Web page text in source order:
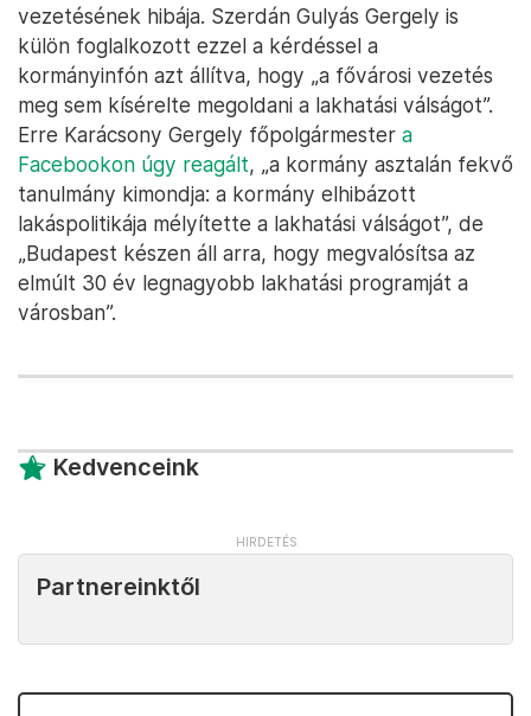
vezetésének hibája. Szerdán Gulyás Gergely is
külön foglalkozott ezzel a kérdéssel a
kormányinfón azt állítva, hogy „a fővárosi vezetés
meg sem kísérelte megoldani a lakhatási válságot”.
Erre Karácsony Gergely főpolgármester a
Facebookon úgy reagált, „a kormány asztalán fekvő
tanulmány kimondja: a kormány elhibázott
lakáspolitikája mélyítette a lakhatási válságot”, de
„Budapest készen áll arra, hogy megvalósítsa az
elmúlt 30 év legnagyobb lakhatási programját a
városban”.
Kedvenceink
Partnereinktől